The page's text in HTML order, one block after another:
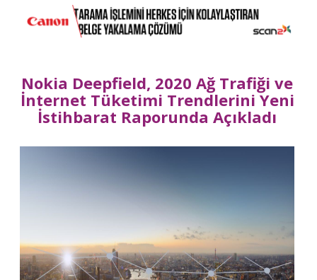
Nokia Deepfield, 2020 Ağ Trafiği ve
İnternet Tüketimi Trendlerini Yeni
İstihbarat Raporunda Açıkladı